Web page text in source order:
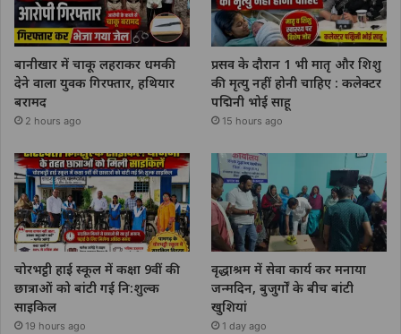
बानीखार में चाकू लहराकर धमकी
देने वाला युवक गिरफ्तार, हथियार
बरामद
2 hours ago
प्रसव के दौरान 1 भी मातृ और शिशु
की मृत्यु नहीं होनी चाहिए : कलेक्टर
पद्मिनी भोई साहू
15 hours ago
चोरभट्ठी हाई स्कूल में कक्षा 9वीं की
छात्राओं को बांटी गई नि:शुल्क
साइकिल
19 hours ago
वृद्धाश्रम में सेवा कार्य कर मनाया
जन्मदिन, बुजुर्गों के बीच बांटी
खुशियां
1 day ago